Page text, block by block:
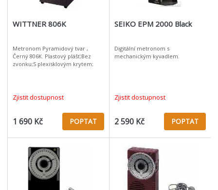
WITTNER 806K
Metronom Pyramidový tvar ,
Černý 806K. Plastový plášť;Bez
zvonku;S plexisklovým krytem;
Zjistit dostupnost
1 690 Kč POPTAT
SEIKO EPM 2000 Black
Digitální metronom s
mechanickým kyvadlem.
Zjistit dostupnost
2 590 Kč POPTAT